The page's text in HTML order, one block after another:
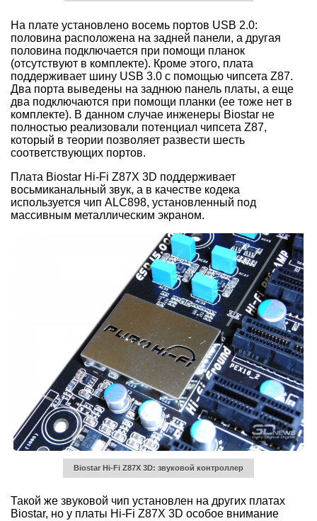
На плате установлено восемь портов USB 2.0:
половина расположена на задней панели, а другая
половина подключается при помощи планок
(отсутствуют в комплекте). Кроме этого, плата
поддерживает шину USB 3.0 с помощью чипсета Z87.
Два порта выведены на заднюю панель платы, а еще
два подключаются при помощи планки (ее тоже нет в
комплекте). В данном случае инженеры Biostar не
полностью реализовали потенциал чипсета Z87,
который в теории позволяет развести шесть
соответствующих портов.
Плата Biostar Hi-Fi Z87X 3D поддерживает
восьмиканальный звук, а в качестве кодека
используется чип ALC898, установленный под
массивным металлическим экраном.
Biostar Hi-Fi Z87X 3D: звуковой контроллер
Такой же звуковой чип установлен на других платах
Biostar, но у платы Hi-Fi Z87X 3D особое внимание